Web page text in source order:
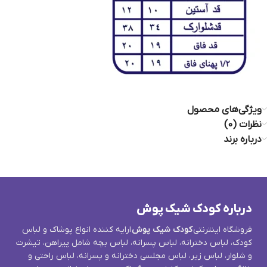
ویژگی‌های محصول
نظرات (0)
درباره برند
درباره کودک شیک پوش
فروشگاه اینترنتیکودک شیک پوشارایه کننده انواع پوشاک و لباس
کودک، لباس دخترانه، لباس پسرانه، لباس بچه شامل پیراهن، تیشرت
و شلوار، لباس زیر، لباس مجلسی دخترانه و پسرانه، لباس راحتی و